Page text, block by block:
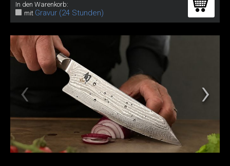
In den Warenkorb:
mit Gravur (24 Stunden)